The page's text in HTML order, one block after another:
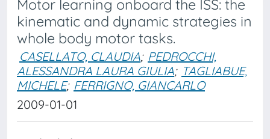
Motor learning onboard the ISS: the
kinematic and dynamic strategies in
whole body motor tasks.
CASELLATO, CLAUDIA; PEDROCCHI,
ALESSANDRA LAURA GIULIA; TAGLIABUE,
MICHELE; FERRIGNO, GIANCARLO
2009-01-01